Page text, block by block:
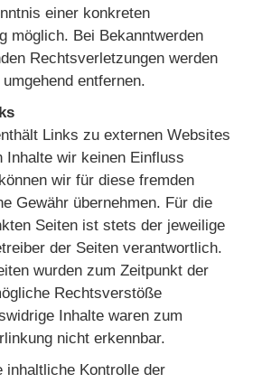
einer konkreten
möglich. Bei Bekanntwerden
Rechtsverletzungen werden
entfernen.
Links zu externen Websites
Inhalte wir keinen Einfluss
wir für diese fremden
Gewähr übernehmen. Für die
Seiten ist stets der jeweilige
der Seiten verantwortlich.
wurden zum Zeitpunkt der
Rechtsverstöße
Inhalte waren zum
nicht erkennbar.
inhaltliche Kontrolle der